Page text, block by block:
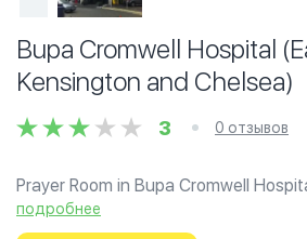
Bupa Cromwell Hospital
Kensington and Chelsea)
3 0 отзывов
Prayer Room in Bupa Cromwell
Kensington and Chelsea).
подробнее